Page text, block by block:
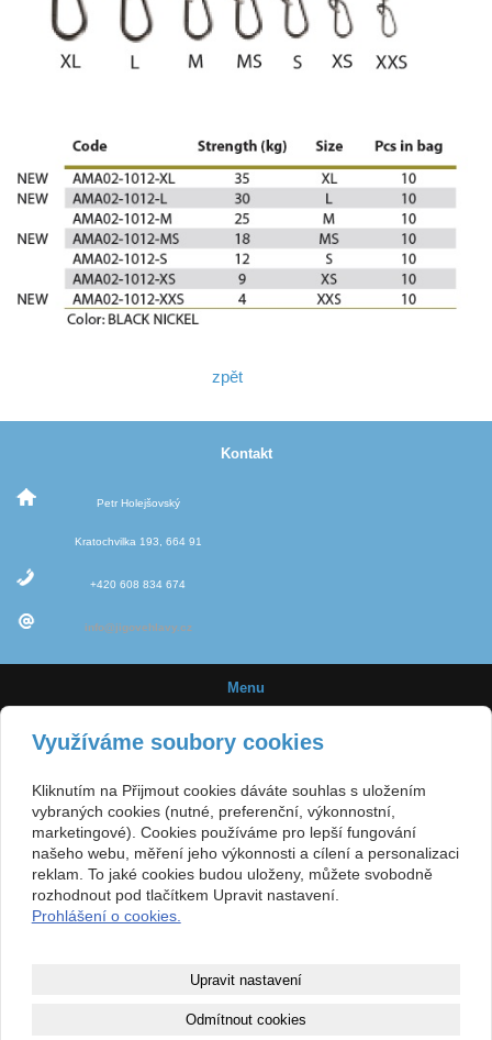
zpět
Kontakt
Petr Holejšovský
Kratochvilka 193, 664 91
+420 608 834 674
info@jigovehlavy.cz
Menu
Úvod
Jigové hlavičky
Velikost háčků
Využíváme soubory cookies
Kliknutím na Přijmout cookies dáváte souhlas s uložením
vybraných cookies (nutné, preferenční, výkonnostní,
marketingové). Cookies používáme pro lepší fungování
našeho webu, měření jeho výkonnosti a cílení a personalizaci
reklam. To jaké cookies budou uloženy, můžete svobodně
rozhodnout pod tlačítkem Upravit nastavení.
Prohlášení o cookies.
Upravit nastavení
Odmítnout cookies